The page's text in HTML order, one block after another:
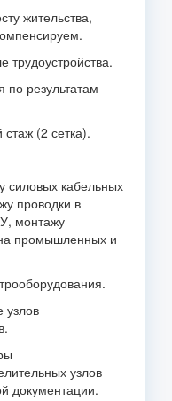
жительства,
трудоустройства.
результатам
(2 сетка).
силовых кабельных
проводки в
монтажу
промышленных и
узлов
узлов
документации.